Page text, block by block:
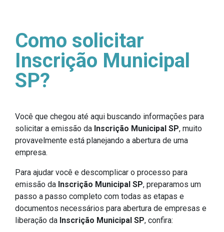
Como solicitar
Inscrição Municipal
SP?
Você que chegou até aqui buscando informações para
solicitar a emissão da Inscrição Municipal SP, muito
provavelmente está planejando a abertura de uma
empresa.
Para ajudar você e descomplicar o processo para
emissão da Inscrição Municipal SP, preparamos um
passo a passo completo com todas as etapas e
documentos necessários para abertura de empresas e
liberação da Inscrição Municipal SP, confira: